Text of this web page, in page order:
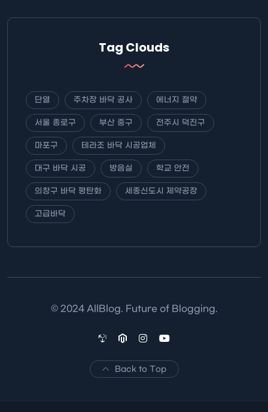
Tag Clouds
단열 주차장 바닥 공사 에너지 절약
서울 종로구 부산 중구 전주시 덕진구
마포구 테라조 바닥 시공업체
대구 바닥 시공 방음실 학교 안전
의창구 바닥 평탄화 세종신도시 제약공장
고급바닥
© 2024 AllBlog. Future of Blogging.
Back to Top